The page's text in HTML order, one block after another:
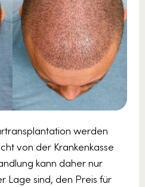
werden
von der Krankenkasse
kann daher nur
Lage sind, den Preis für